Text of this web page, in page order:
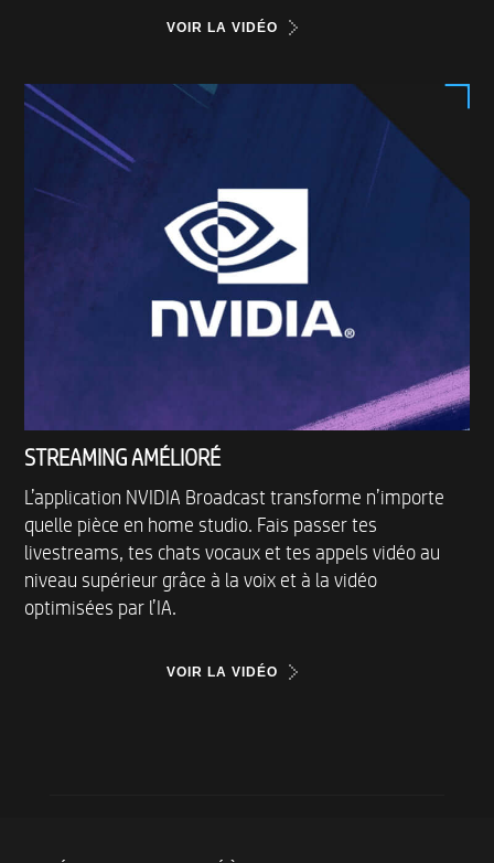
VOIR LA VIDÉO
STREAMING AMÉLIORÉ
L’application NVIDIA Broadcast transforme n’importe
quelle pièce en home studio. Fais passer tes
livestreams, tes chats vocaux et tes appels vidéo au
niveau supérieur grâce à la voix et à la vidéo
optimisées par l’IA.
VOIR LA VIDÉO